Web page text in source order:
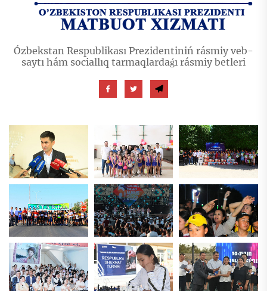
Ózbekstan Respublikası Prezidentiniń rásmiy veb-
saytı hám sociallıq tarmaqlardaǵı rásmiy betleri